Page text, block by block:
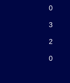
0
3
2
0